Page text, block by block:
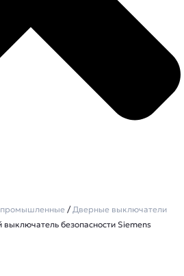
промышленные /Дверные выключатели
безопасности Siemens